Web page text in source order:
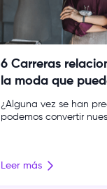
6 Carreras
la moda que
¿Alguna vez se han
podemos convertir
relacionadas con la
Leer más